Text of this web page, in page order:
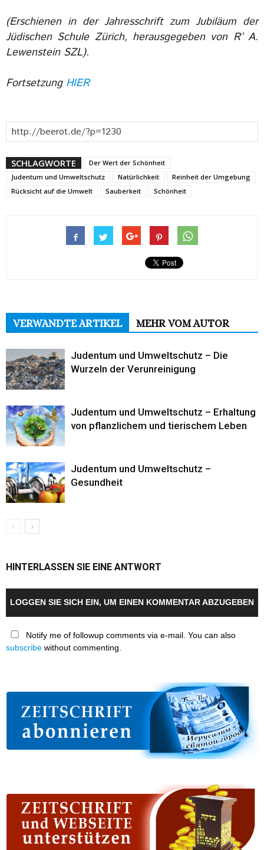
(Erschienen in der Jahresschrift zum Jubiläum der
Jüdischen Schule Zürich, herausgegeben von R’ A.
Lewenstein SZL).
Fortsetzung HIER
SCHLAGWORTE
Der Wert der Schönheit
Judentum und Umweltschutz
Natürlichkeit
Reinheit der Umgebung
Rücksicht auf die Umwelt
Sauberkeit Schönheit
VERWANDTE ARTIKEL MEHR VOM AUTOR
Judentum und Umweltschutz – Die
Wurzeln der Verunreinigung
Judentum und Umweltschutz – Erhaltung
von pflanzlichem und tierischem Leben
Judentum und Umweltschutz –
Gesundheit
HINTERLASSEN SIE EINE ANTWORT
LOGGEN SIE SICH EIN, UM EINEN KOMMENTAR ABZUGEBEN
Notify me of followup comments via e-mail. You can also
subscribe without commenting.